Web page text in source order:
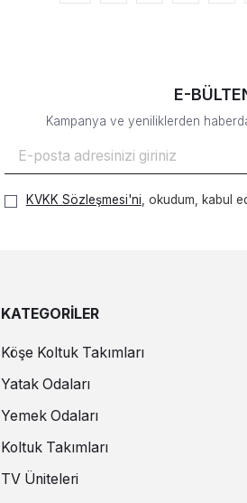
E-
Kampanya ve yeniliklerden
KVKK Sözleşmesi'ni, okudum, kabul
KATEGORİLER
Köşe Koltuk Takımları
Yatak Odaları
Yemek Odaları
Koltuk Takımları
TV Üniteleri